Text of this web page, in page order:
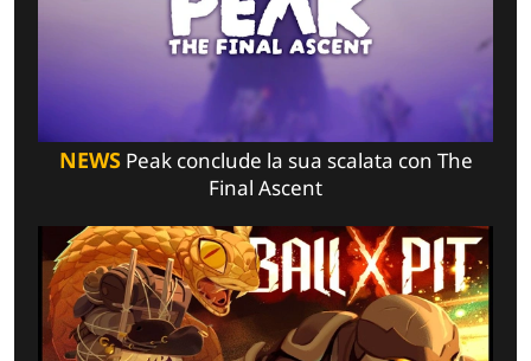
NEWSPeak conclude la sua scalata con The
Final Ascent